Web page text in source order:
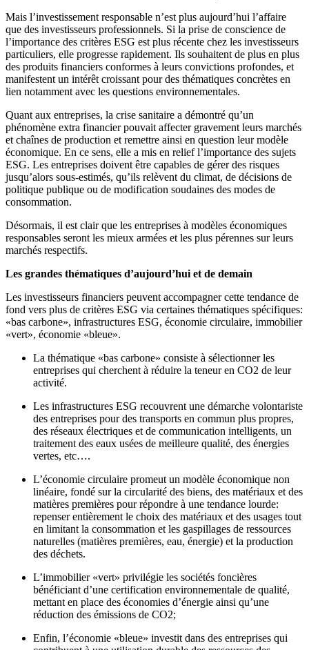
Mais l’investissement responsable n’est plus aujourd’hui l’affaire
que des investisseurs professionnels. Si la prise de conscience de
l’importance des critères ESG est plus récente chez les investisseurs
particuliers, elle progresse rapidement. Ils souhaitent de plus en plus
des produits financiers conformes à leurs convictions profondes, et
manifestent un intérêt croissant pour des thématiques concrètes en
lien notamment avec les questions environnementales.
Quant aux entreprises, la crise sanitaire a démontré qu’un
phénomène extra financier pouvait affecter gravement leurs marchés
et chaînes de production et remettre ainsi en question leur modèle
économique. En ce sens, elle a mis en relief l’importance des sujets
ESG. Les entreprises doivent être capables de gérer des risques
jusqu’alors sous-estimés, qu’ils relèvent du climat, de décisions de
politique publique ou de modification soudaines des modes de
consommation.
Désormais, il est clair que les entreprises à modèles économiques
responsables seront les mieux armées et les plus pérennes sur leurs
marchés respectifs.
Les grandes thématiques d’aujourd’hui et de demain
Les investisseurs financiers peuvent accompagner cette tendance de
fond vers plus de critères ESG via certaines thématiques spécifiques:
«bas carbone», infrastructures ESG, économie circulaire, immobilier
«vert», économie «bleue».
La thématique «bas carbone» consiste à sélectionner les
entreprises qui cherchent à réduire la teneur en CO2 de leur
activité.
Les infrastructures ESG recouvrent une démarche volontariste
des entreprises pour des transports en commun plus propres,
des réseaux électriques et de communication intelligents, un
traitement des eaux usées de meilleure qualité, des énergies
vertes, etc….
L’économie circulaire promeut un modèle économique non
linéaire, fondé sur la circularité des biens, des matériaux et des
matières premières pour répondre à une tendance lourde:
repenser entièrement le choix des matériaux et des usages tout
en limitant la consommation et les gaspillages de ressources
naturelles (matières premières, eau, énergie) et la production
des déchets.
L’immobilier «vert» privilégie les sociétés foncières
bénéficiant d’une certification environnementale de qualité,
mettant en place des économies d’énergie ainsi qu’une
réduction des émissions de CO2;
Enfin, l’économie «bleue» investit dans des entreprises qui